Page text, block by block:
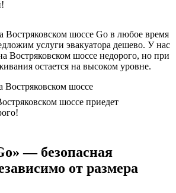
Востряковском шоссе Go в любое время
услуги эвакуатора дешево. У нас
Востряковском шоссе недорого, но при
остается на высоком уровне.
шоссе приедет
— безопасная
от размера